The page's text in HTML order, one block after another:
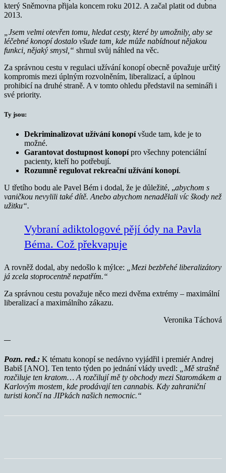
který Sněmovna přijala koncem roku 2012. A začal platit od dubna
2013.
„Jsem velmi otevřen tomu, hledat cesty, které by umožnily, aby se
léčebné konopí dostalo všude tam, kde může nabídnout nějakou
funkci, nějaký smysl,“ shrnul svůj náhled na věc.
Za správnou cestu v regulaci užívání konopí obecně považuje určitý
kompromis mezi úplným rozvolněním, liberalizací, a úplnou
prohibicí na druhé straně. A v tomto ohledu představil na semináři i
své priority.
Ty jsou:
Dekriminalizovat užívání konopívšude tam, kde je to
možné.
Garantovat dostupnost konopípro všechny potenciální
pacienty, kteří ho potřebují.
Rozumně regulovat rekreační užívání konopí.
U třetího bodu ale Pavel Bém i dodal, že je důležité, „abychom s
vaničkou nevylili také dítě. Anebo abychom nenadělali víc škody než
užitku“.
Vybraní adiktologové pějí ódy na Pavla
Béma. Což překvapuje
A rovněž dodal, aby nedošlo k mýlce:
„Mezi bezbřehé liberalizátory
já zcela stoprocentně nepatřím.“
Za správnou cestu považuje něco mezi dvěma extrémy – maximální
liberalizací a maximálního zákazu.
Veronika Táchová
—
Pozn. red.: K tématu konopí se nedávno vyjádřil i premiér Andrej
Babiš [ANO]. Ten tento týden po jednání vlády uvedl:
„Mě strašně
rozčiluje ten kratom… A rozčilují mě ty obchody mezi Staromákem a
Karlovým mostem, kde prodávají ten cannabis. Kdy zahraniční
turisti končí na JIPkách našich nemocnic.“